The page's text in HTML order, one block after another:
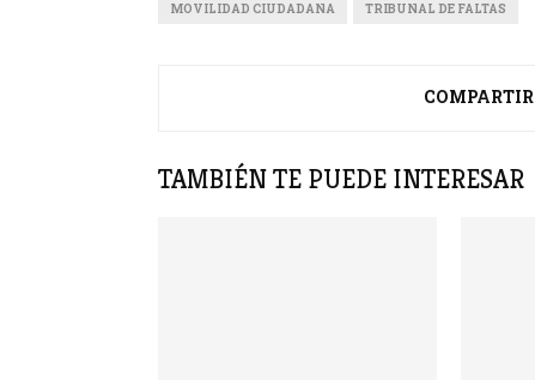
MOVILIDAD CIUDADANA TRIBUNAL DE FALTAS
COMPARTIR
TAMBIÉN TE PUEDE INTERESAR